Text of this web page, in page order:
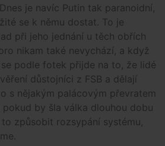
je navíc Putin tak paranoidní,
se k němu dostat. To je
při jeho jednání u těch obřích
nikam také nevychází, a když
podle fotek přijde na to, že lidé
důstojníci z FSB a dělají
s nějakým palácovým převratem
by šla válka dlouhou dobu
způsobit rozsypání systému,